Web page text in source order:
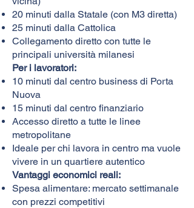
20 minuti dalla Statale (con M3 diretta)
25 minuti dalla Cattolica
Collegamento diretto con tutte le
principali università milanesi
Per i lavoratori:
10 minuti dal centro business di Porta
Nuova
15 minuti dal centro finanziario
Accesso diretto a tutte le linee
metropolitane
Ideale per chi lavora in centro ma vuole
vivere in un quartiere autentico
Vantaggi economici reali:
Spesa alimentare: mercato settimanale
con prezzi competitivi